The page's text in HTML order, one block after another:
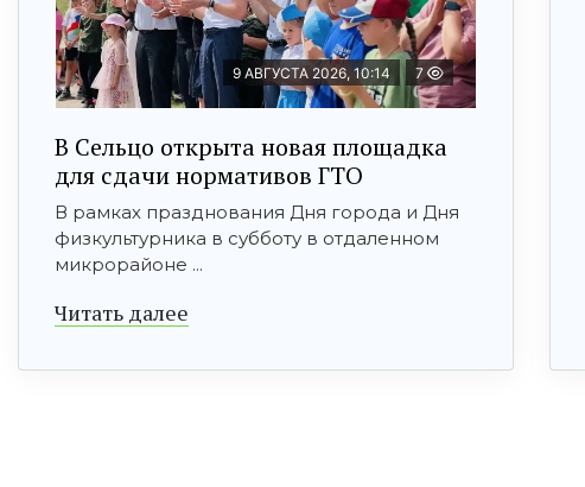
9 АВГУСТА 2026, 10:14 7
В Сельцо открыта новая площадка
для сдачи нормативов ГТО
В рамках празднования Дня города и Дня
физкультурника в субботу в отдаленном
микрорайоне ...
Читать далее